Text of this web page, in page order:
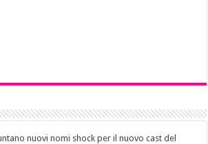
nuovi nomi shock per il nuovo cast del